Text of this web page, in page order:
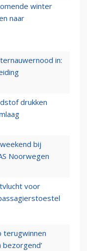
winter
naar
in:
drukken
bij
Noorwegen
voor
terugwinnen
bezorgend’